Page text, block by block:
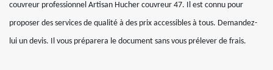
couvreur professionnel Artisan Hucher couvreur 47. Il est connu pour
proposer des services de qualité à des prix accessibles à tous. Demandez-
lui un devis. Il vous préparera le document sans vous prélever de frais.